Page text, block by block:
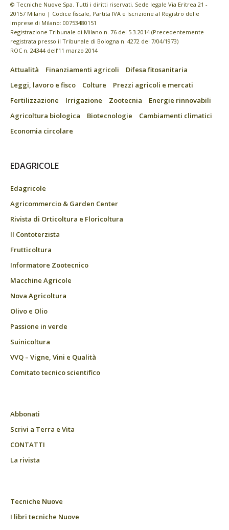
© Tecniche Nuove Spa. Tutti i diritti riservati. Sede legale Via Eritrea 21 -
20157 Milano | Codice fiscale, Partita IVA e Iscrizione al Registro delle
imprese di Milano: 00753480151
Registrazione Tribunale di Milano n. 76 del 5.3.2014 (Precedentemente
registrata presso il Tribunale di Bologna n. 4272 del 7/04/1973)
ROC n. 24344 dell’11 marzo 2014
Attualità Finanziamenti agricoli
Difesa fitosanitaria
Leggi, lavoro e fisco
Colture
Prezzi agricoli e mercati
Fertilizzazione
Irrigazione Zootecnia
Energie rinnovabili
Agricoltura biologica
Biotecnologie
Cambiamenti climatici
Economia circolare
EDAGRICOLE
Edagricole
Agricommercio & Garden Center
Rivista di Orticoltura e Floricoltura
Il Contoterzista
Frutticoltura
Informatore Zootecnico
Macchine Agricole
Nova Agricoltura
Olivo e Olio
Passione in verde
Suinicoltura
VVQ – Vigne, Vini e Qualità
Comitato tecnico scientifico
Abbonati
Scrivi a Terra e Vita
CONTATTI
La rivista
Tecniche Nuove
I libri tecniche Nuove